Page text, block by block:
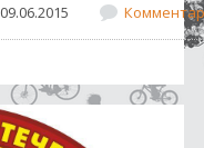
09.06.2015